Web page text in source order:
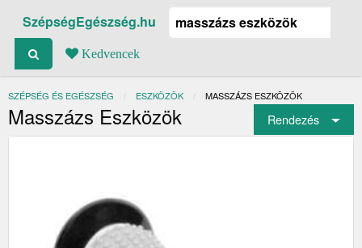
SzépségEgészség.hu
Kedvencek
SZÉPSÉG ÉS EGÉSZSÉG ESZKÖZÖK JELENLEGI:
MASSZÁZS ESZKÖZÖK
Masszázs Eszközök Rendezés